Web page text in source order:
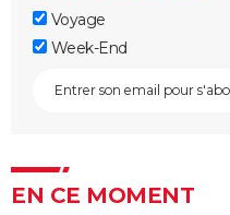
Voyage
Week-End
EN CE MOMENT